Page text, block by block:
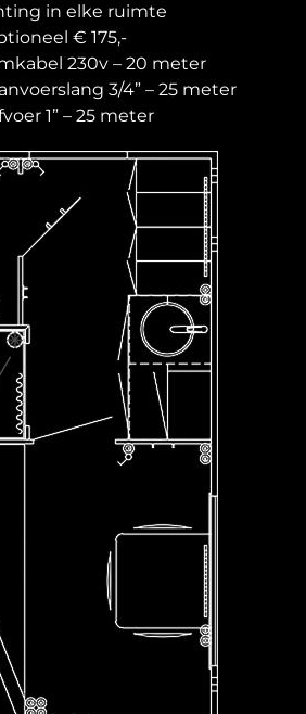
in elke ruimte
€ 175,-
230v – 20 meter
3/4” – 25 meter
1” – 25 meter